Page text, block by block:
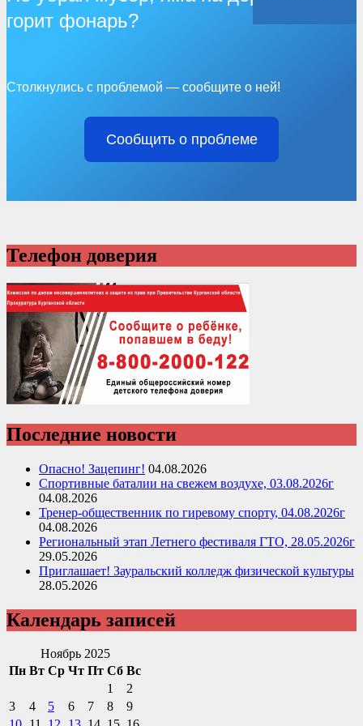
горит фонарь?
Столкнулись с проблемой — сообщите о ней!
Сообщить о проблеме
Телефон доверия
Последние новости
Опасно! Зацепинг! 04.08.2026
Спортивные баталии на свежем воздухе, 03.08.2026г
04.08.2026
Тренер-общественник по гиревому спорту, 04.08.2026г
04.08.2026
Региональный этап Летнего фестиваля ГТО, 28.05.2026г
29.05.2026
Приглашает! Зауральский колледж физической культуры
28.05.2026
Календарь записей
Ноябрь 2025
Пн Вт Ср Чт Пт Сб Вс
1
2
3
4 5 6 7 8
9